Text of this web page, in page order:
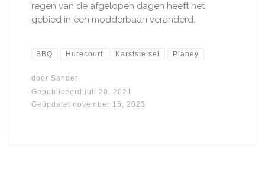
regen van de afgelopen dagen heeft het
gebied in een modderbaan veranderd.
BBQ Hurecourt Karststelsel Planey
door Sander
Gepubliceerd juli 20, 2021
Geüpdatet november 15, 2023